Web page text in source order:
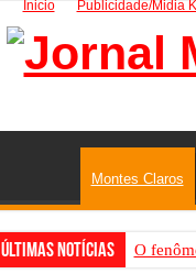
Inicio Publicidade/Midia
Montes Claros
Últimas Notícias O